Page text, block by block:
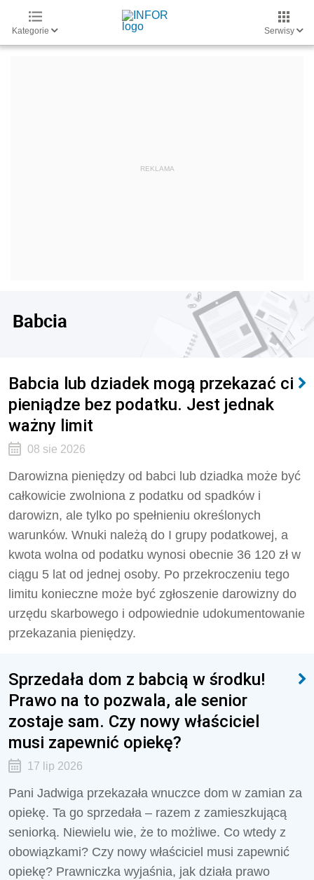
Kategorie Serwisy
Babcia
Babcia lub dziadek mogą przekazać ci
pieniądze bez podatku. Jest jednak
ważny limit
08 sie 2026
Darowizna pieniędzy od babci lub dziadka może być
całkowicie zwolniona z podatku od spadków i
darowizn, ale tylko po spełnieniu określonych
warunków. Wnuki należą do I grupy podatkowej, a
kwota wolna od podatku wynosi obecnie 36 120 zł w
ciągu 5 lat od jednej osoby. Po przekroczeniu tego
limitu konieczne może być zgłoszenie darowizny do
urzędu skarbowego i odpowiednie udokumentowanie
przekazania pieniędzy.
Sprzedała dom z babcią w środku!
Prawo na to pozwala, ale senior
zostaje sam. Czy nowy właściciel
musi zapewnić opiekę?
17 lip 2026
Pani Jadwiga przekazała wnuczce dom w zamian za
opiekę. Ta go sprzedała – razem z zamieszkującą
seniorką. Niewielu wie, że to możliwe. Co wtedy z
obowiązkami? Czy nowy właściciel musi zapewnić
opiekę? Prawniczka wyjaśnia, jak działa prawo